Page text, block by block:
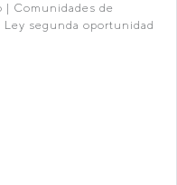
Comunidades de
segunda oportunidad